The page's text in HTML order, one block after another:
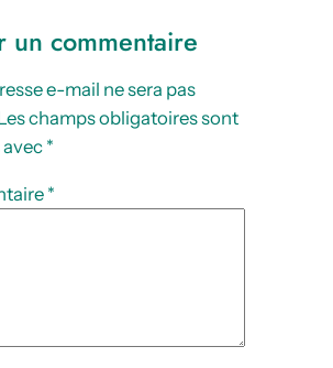
un commentaire
e-mail ne sera pas
champs obligatoires sont
*
*